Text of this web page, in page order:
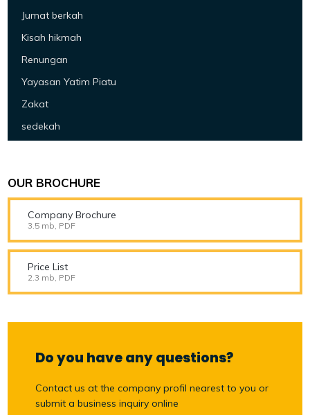
Jumat berkah
Kisah hikmah
Renungan
Yayasan Yatim Piatu
Zakat
sedekah
OUR BROCHURE
Company Brochure
3.5 mb, PDF
Price List
2.3 mb, PDF
Do you have any questions?
Contact us at the company profil nearest to you or
submit a business inquiry online